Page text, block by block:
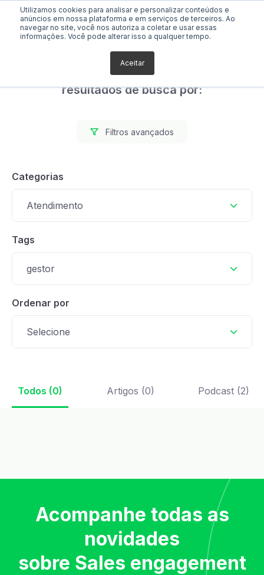
Utilizamos cookies para analisar e personalizar conteúdos e
anúncios em nossa plataforma e em serviços de terceiros. Ao
navegar no site, você nos autoriza a coletar e usar essas
informações. Você pode alterar isso a qualquer tempo.
Aceitar
Foram encontrados 0
resultados de busca por:
Filtros avançados
Categorias
Atendimento
Tags
gestor
Ordenar por
Selecione
Todos (0) Artigos (0) Podcast (2)
Acompanhe todas as
novidades
sobre Sales engagement